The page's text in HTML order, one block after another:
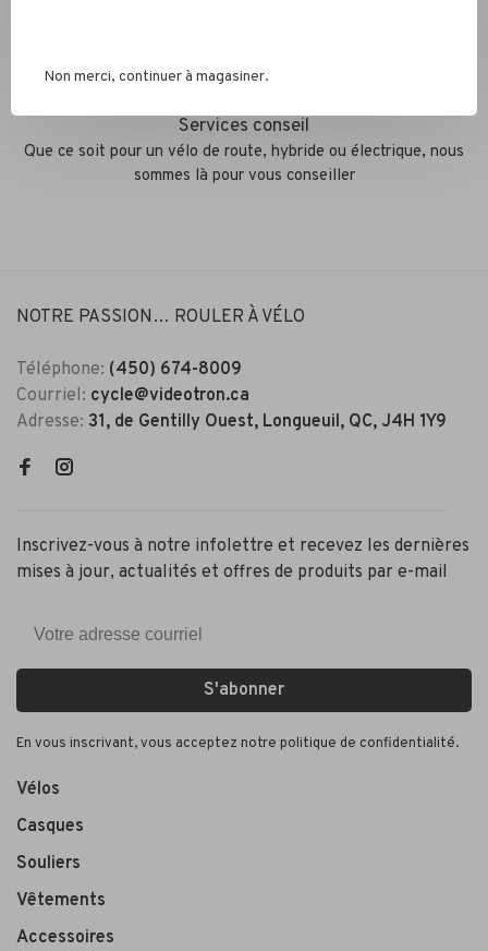
Services conseil
Que ce soit pour un vélo de route, hybride ou électrique, nous
sommes là pour vous conseiller
NOTRE PASSION… ROULER À VÉLO
Téléphone: (450) 674-8009
Courriel: cycle@videotron.ca
Adresse: 31, de Gentilly Ouest, Longueuil, QC, J4H 1Y9
Inscrivez-vous à notre infolettre et recevez les dernières
mises à jour, actualités et offres de produits par e-mail
S'abonner
En vous inscrivant, vous acceptez notre politique de confidentialité.
Vélos
Casques
Souliers
Vêtements
Accessoires
Non merci, continuer à magasiner.